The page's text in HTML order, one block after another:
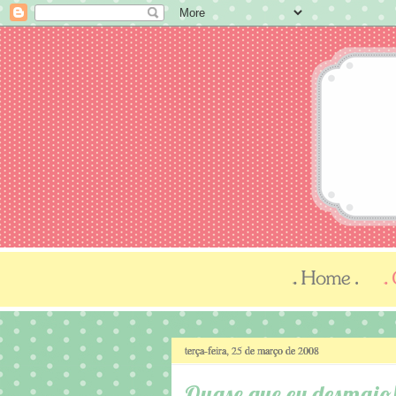
terça-feira, 25 de março de 2008